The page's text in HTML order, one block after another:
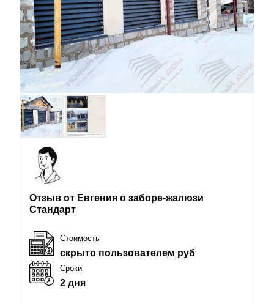
Отзыв от Евгения о заборе-жалюзи
Стандарт
Стоимость
скрыто пользователем руб
Сроки
2 дня